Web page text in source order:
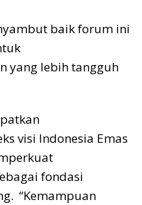
baik forum ini
yang lebih tangguh
visi Indonesia Emas
fondasi
“Kemampuan